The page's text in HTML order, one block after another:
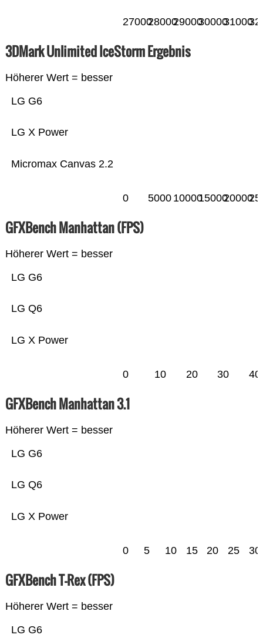
2700028000290003000031000
3DMark Unlimited IceStorm Ergebnis
Höherer Wert = besser
Micromax Canvas 2.2
LG X Power
LG G6
0 5000 100001500020000
GFXBench Manhattan (FPS)
Höherer Wert = besser
LG X Power
LG Q6
LG G6
0 10 20 30 40
GFXBench Manhattan 3.1
Höherer Wert = besser
LG X Power
LG Q6
LG G6
0 5 10 15 20 25 30
GFXBench T-Rex (FPS)
Höherer Wert = besser
LG G6